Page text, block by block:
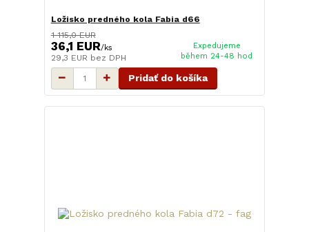
Ložisko predného kola Fabia d66
1 115,0 EUR
36,1 EUR/ks
29,3 EUR bez DPH
Expedujeme
během 24-48 hod
Pridať do košíka